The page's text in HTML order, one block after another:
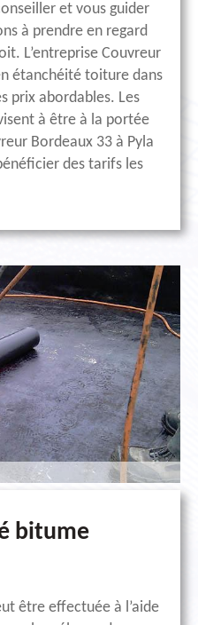
et vous guider
à prendre en regard
L’entreprise Couvreur
étanchéité toiture dans
prix abordables. Les
à être à la portée
Bordeaux 33 à Pyla
des tarifs les
bitume
être effectuée à l’aide